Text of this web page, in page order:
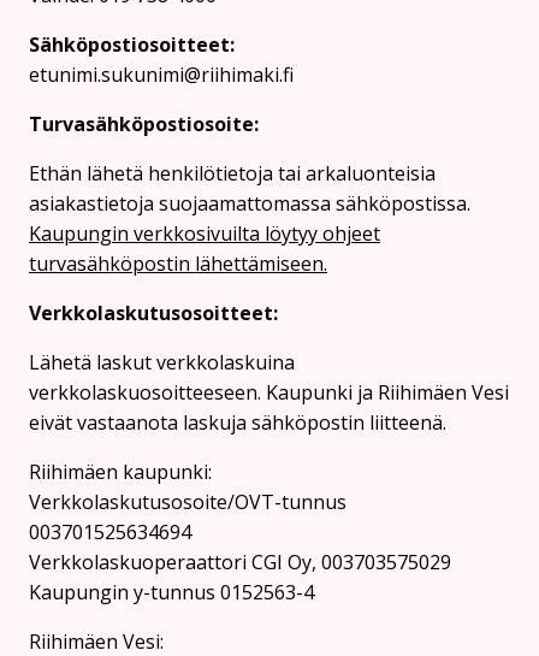
Sähköpostiosoitteet:
etunimi.sukunimi@riihimaki.fi
Turvasähköpostiosoite:
Ethän lähetä henkilötietoja tai arkaluonteisia
asiakastietoja suojaamattomassa sähköpostissa.
Kaupungin verkkosivuilta löytyy ohjeet
turvasähköpostin lähettämiseen.
Verkkolaskutusosoitteet:
Lähetä laskut verkkolaskuina
verkkolaskuosoitteeseen. Kaupunki ja Riihimäen Vesi
eivät vastaanota laskuja sähköpostin liitteenä.
Riihimäen kaupunki:
Verkkolaskutusosoite/OVT-tunnus
003701525634694
Verkkolaskuoperaattori CGI Oy, 003703575029
Kaupungin y-tunnus 0152563-4
Rii­hi­mäen Vesi: